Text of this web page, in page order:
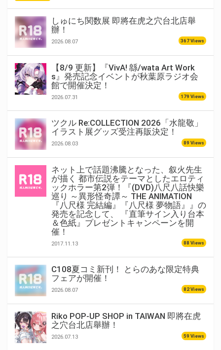
しゅにち関数展 即將在虎之穴台北店舉
辦！
2026.08.07 367 Views
【8/9 更新】『VivA! 緜/wata Art Work
s』発売記念イベントが秋葉原ラジオ会
館で開催決定！
2026.07.31 179 Views
ツクル Re:COLLECTION 2026「水龍敬」
イラスト展グッズ受注再販決定！
2026.08.03 89 Views
ネット上で話題沸騰となった、叙火先生
が描く 都市伝説をテーマとしたエロティ
ックホラー第2弾！『(DVD)八尺八話快樂
巡り ～異形怪奇譚～ THE ANIMATION
『八尺様 完結編』『八尺様 夢物語』』の
発売を記念して、 『直筆サイン入り台本
＆色紙』プレゼントキャンペーンを開
催！
2017.11.13 88 Views
C108夏コミ新刊！ とらのあな限定特典
フェアが開催！
2026.08.07 82 Views
Riko POP-UP SHOP in TAIWAN 即將在虎
之穴台北店舉辦！
2026.07.13 59 Views